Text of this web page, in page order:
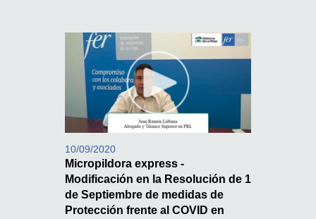
10/09/2020
Micropildora express -
Modificación en la Resolución de 1
de Septiembre de medidas de
Protección frente al COVID en